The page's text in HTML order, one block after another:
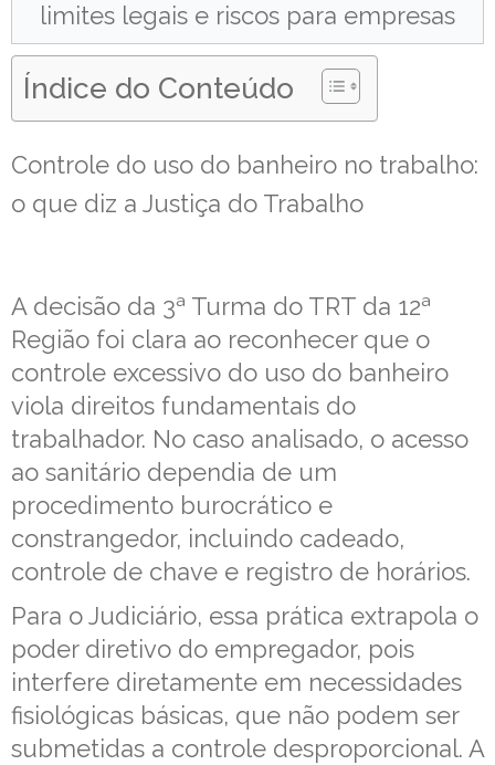
limites legais e riscos para empresas
Índice do Conteúdo
Controle do uso do banheiro no trabalho:
o que diz a Justiça do Trabalho
A decisão da 3ª Turma do TRT da 12ª
Região foi clara ao reconhecer que o
controle excessivo do uso do banheiro
viola direitos fundamentais do
trabalhador. No caso analisado, o acesso
ao sanitário dependia de um
procedimento burocrático e
constrangedor, incluindo cadeado,
controle de chave e registro de horários.
Para o Judiciário, essa prática extrapola o
poder diretivo do empregador, pois
interfere diretamente em necessidades
fisiológicas básicas, que não podem ser
submetidas a controle desproporcional. A